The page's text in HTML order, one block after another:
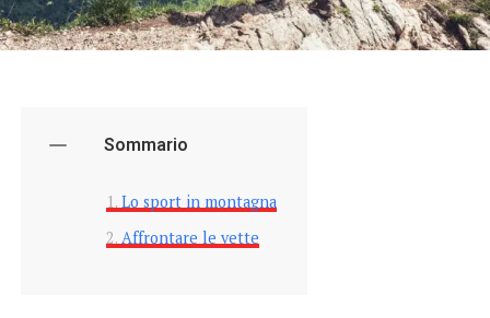
Sommario
Lo sport in montagna
Affrontare le vette